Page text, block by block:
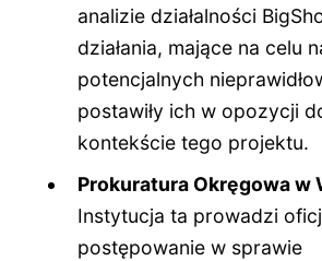
analizie działalności
działania, mające na celu
potencjalnych
postawiły ich w opozycji
kontekście tego projektu.
Prokuratura Okręgowa w
Instytucja ta prowadzi
postępowanie w sprawie